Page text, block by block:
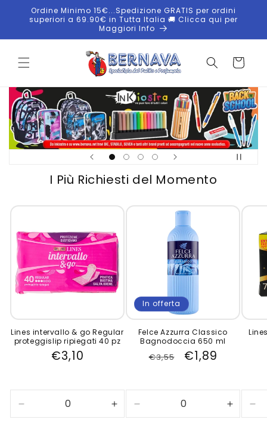
direttamente
ai contenuti
Ordine Minimo 15€...Spedizione GRATIS per ordini
superiori a 69.90€ in Tutta Italia 🚚 Clicca qui per
Maggiori Info
Carrello
I Più Richiesti del Momento
Lines intervallo & go Regular
proteggislip ripiegati 40 pz
Prezzo
listino
€3,10
Diminuisci
quantità
Aumenta
quantità
In offerta
Felce Azzurra Classico
Bagnodoccia 650 ml
Prezzo
listino
€3,55
Prezzo
€1,89
Diminuisci
quantità
quantità